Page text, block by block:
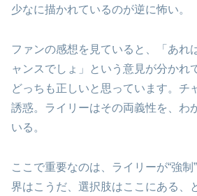
少なに描かれているのが逆に怖い。
ファンの感想を見ていると、「あれ
ャンスでしょ」という意見が分かれ
どっちも正しいと思っています。チ
誘惑。ライリーはその両義性を、わ
いる。
ここで重要なのは、ライリーが“強
界はこうだ、選択肢はここにある、